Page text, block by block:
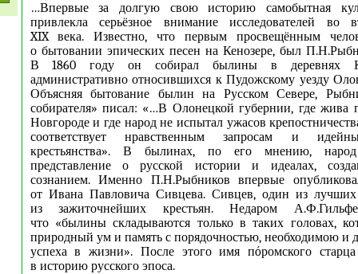
…Впервые за долгую свою историю самобытная
привлекла серьёзное внимание исследователей во
XIX века. Известно, что первым просвещённым
о бытовании эпических песен на Кенозере, был
В 1860 году он собирал былины в деревнях
административно относившихся к Пудожскому уезду
Объясняя бытование былин на Русском Севере,
собирателя» писал: «…В Олонецкой губернии, где жива
Новгороде и где народ не испытал ужасов
соответствует нравственным запросам и
крестьянства». В былинах, по его мнению, народ
представление о русской истории и идеалах,
сознанием. Именно П.Н.Рыбников впервые
от Ивана Павловича Сивцева. Сивцев, один из лучших
из зажиточнейших крестьян. Недаром
что «былины складываются только в таких головах,
природный ум и память с порядочностью, необходимою и
успеха в жизни». После этого имя пóромского
в историю русского эпоса.